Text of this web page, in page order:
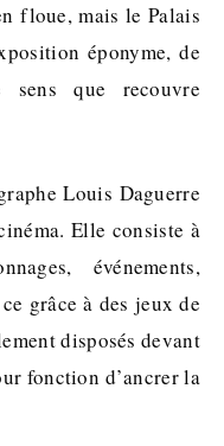
floue, mais le Palais
éponyme, de
que recouvre
Louis Daguerre
Elle consiste à
événements,
grâce à des jeux de
disposés devant
fonction d’ancrer la